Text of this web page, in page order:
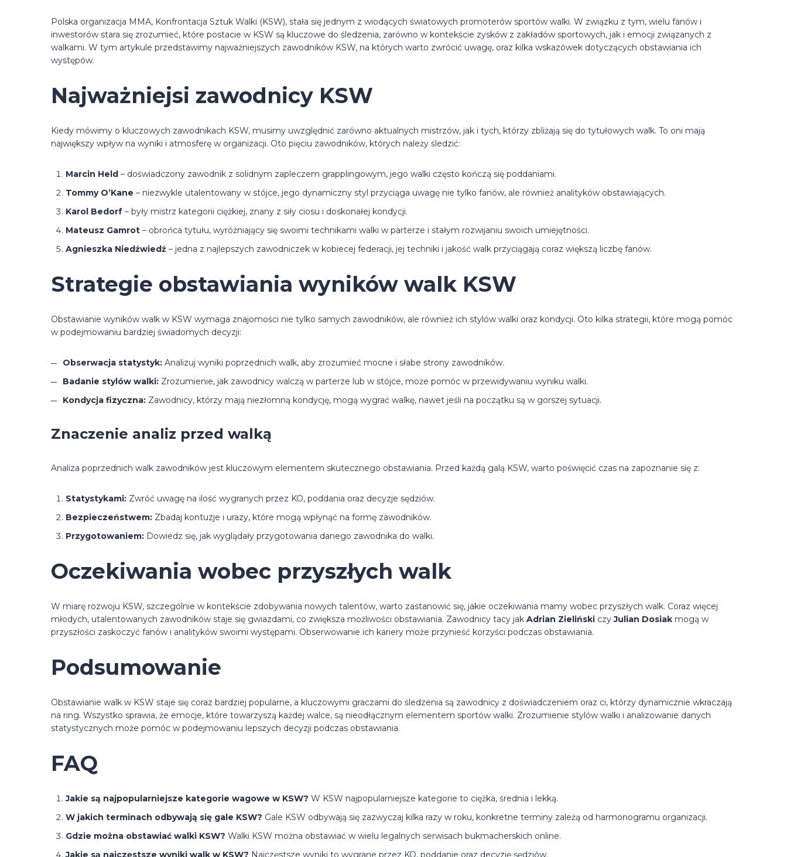
Polska organizacja MMA, Konfrontacja Sztuk Walki (KSW), stała się jednym z wiodących światowych promoterów sportów walki. W związku z tym, wielu fanów i
inwestorów stara się zrozumieć, które postacie w KSW są kluczowe do śledzenia, zarówno w kontekście zysków z zakładów sportowych, jak i emocji związanych z
walkami. W tym artykule przedstawimy najważniejszych zawodników KSW, na których warto zwrócić uwagę, oraz kilka wskazówek dotyczących obstawiania ich
występów.
Najważniejsi zawodnicy KSW
Kiedy mówimy o kluczowych zawodnikach KSW, musimy uwzględnić zarówno aktualnych mistrzów, jak i tych, którzy zbliżają się do tytułowych walk. To oni mają
największy wpływ na wyniki i atmosferę w organizacji. Oto pięciu zawodników, których należy śledzić:
Marcin Held – doświadczony zawodnik z solidnym zapleczem grapplingowym, jego walki często kończą się poddaniami.
Tommy O’Kane – niezwykle utalentowany w stójce, jego dynamiczny styl przyciąga uwagę nie tylko fanów, ale również analityków obstawiających.
Karol Bedorf – były mistrz kategorii ciężkiej, znany z siły ciosu i doskonałej kondycji.
Mateusz Gamrot – obrońca tytułu, wyróżniający się swoimi technikami walki w parterze i stałym rozwijaniu swoich umiejętności.
Agnieszka Niedźwiedź – jedna z najlepszych zawodniczek w kobiecej federacji, jej techniki i jakość walk przyciągają coraz większą liczbę fanów.
Strategie obstawiania wyników walk KSW
Obstawianie wyników walk w KSW wymaga znajomości nie tylko samych zawodników, ale również ich stylów walki oraz kondycji. Oto kilka strategii, które mogą pomóc
w podejmowaniu bardziej świadomych decyzji:
Obserwacja statystyk: Analizuj wyniki poprzednich walk, aby zrozumieć mocne i słabe strony zawodników.
Badanie stylów walki: Zrozumienie, jak zawodnicy walczą w parterze lub w stójce, może pomóc w przewidywaniu wyniku walki.
Kondycja fizyczna: Zawodnicy, którzy mają niezłomną kondycję, mogą wygrać walkę, nawet jeśli na początku są w gorszej sytuacji.
Znaczenie analiz przed walką
Analiza poprzednich walk zawodników jest kluczowym elementem skutecznego obstawiania. Przed każdą galą KSW, warto poświęcić czas na zapoznanie się z:
Statystykami: Zwróć uwagę na ilość wygranych przez KO, poddania oraz decyzje sędziów.
Bezpieczeństwem: Zbadaj kontuzje i urazy, które mogą wpłynąć na formę zawodników.
Przygotowaniem: Dowiedz się, jak wyglądały przygotowania danego zawodnika do walki.
Oczekiwania wobec przyszłych walk
W miarę rozwoju KSW, szczególnie w kontekście zdobywania nowych talentów, warto zastanowić się, jakie oczekiwania mamy wobec przyszłych walk. Coraz więcej
młodych, utalentowanych zawodników staje się gwiazdami, co zwiększa możliwości obstawiania. Zawodnicy tacy jak Adrian Zieliński czyJulian Dosiak mogą w
przyszłości zaskoczyć fanów i analityków swoimi występami. Obserwowanie ich kariery może przynieść korzyści podczas obstawiania.
Podsumowanie
Obstawianie walk w KSW staje się coraz bardziej popularne, a kluczowymi graczami do śledzenia są zawodnicy z doświadczeniem oraz ci, którzy dynamicznie wkraczają
na ring. Wszystko sprawia, że emocje, które towarzyszą każdej walce, są nieodłącznym elementem sportów walki. Zrozumienie stylów walki i analizowanie danych
statystycznych może pomóc w podejmowaniu lepszych decyzji podczas obstawiania.
FAQ
Jakie są najpopularniejsze kategorie wagowe w KSW? W KSW najpopularniejsze kategorie to ciężka, średnia i lekką.
W jakich terminach odbywają się gale KSW? Gale KSW odbywają się zazwyczaj kilka razy w roku, konkretne terminy zależą od harmonogramu organizacji.
Gdzie można obstawiać walki KSW? Walki KSW można obstawiać w wielu legalnych serwisach bukmacherskich online.
Jakie są najczęstsze wyniki walk w KSW? Najczęstsze wyniki to wygrane przez KO, poddanie oraz decyzję sędziów.